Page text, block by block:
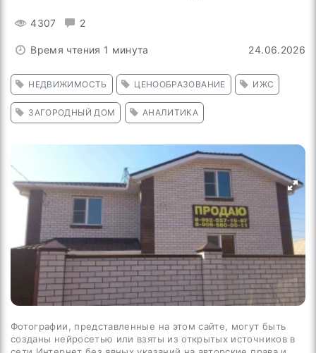
4307 2
Время чтения 1 минута 24.06.2026
НЕДВИЖИМОСТЬ ЦЕНООБРАЗОВАНИЕ ИЖС
ЗАГОРОДНЫЙ ДОМ АНАЛИТИКА
Фотографии, представленные на этом сайте, могут быть
созданы нейросетью или взяты из открытых источников в